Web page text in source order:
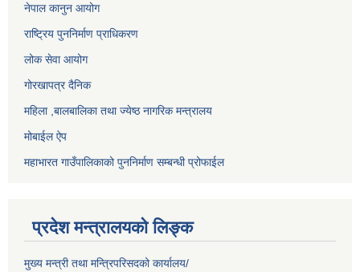
नेपाल कानुन आयोग
राष्ट्रिय पुननिर्माण प्राधिकरण
लोक सेवा आयोग
गोरखापत्र दैनिक
महिला ,बालबालिका तथा ज्येष्ठ नागरिक मन्त्रालय
मोबाईल ऐप
महाभारत गाउँपालिकाको पुननिर्माण सम्बन्धी प्रोफाईल
प्रदेश मन्त्रालयको लिङ्क
मुख्य मन्त्री तथा मन्त्रिपरिसदको कार्यालय/